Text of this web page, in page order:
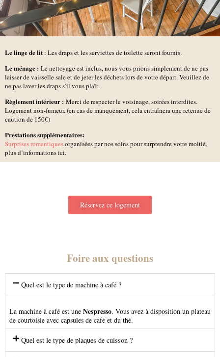
Le linge de lit : Les draps et les serviettes de toilette seront fournis.
Le ménage : Le nettoyage est inclus, nous vous prions simplement de ne pas
laisser de vaisselle sale et de jeter les déchets lors de votre départ. Veuillez de
ne pas laver les draps s’il vous plaît.
Règlement intérieur : Merci de respecter le voisinage, soirées interdites.
Logement non-fumeur. (en cas de manquement, cela entraînera une retenue de
caution de 150€)
Prestations supplémentaires:
Surprises romantiquesorganisées par nos soins pour surprendre votre moitié,
plus d’informations ici.
Réservez ce logement
Foire aux questions
Quel est le type de machine à café ?
La machine à café est une Nespresso. Vous avez à disposition un plateau
de courtoisie avec capsules de café et du thé.
Quel est le type de plaques de cuisson ?